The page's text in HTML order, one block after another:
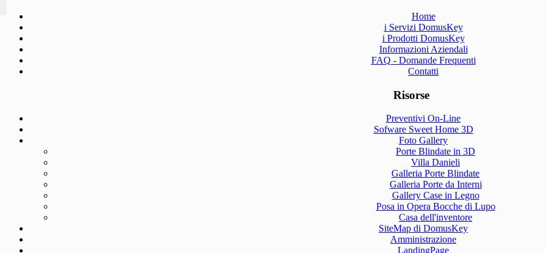
Home
i Servizi DomusKey
i Prodotti DomusKey
Informazioni Aziendali
FAQ - Domande Frequenti
Contatti
Risorse
Preventivi On-Line
Sofware Sweet Home 3D
Foto Gallery
Porte Blindate in 3D
Villa Danieli
Galleria Porte Blindate
Galleria Porte da Interni
Gallery Case in Legno
Posa in Opera Bocche di Lupo
Casa dell'inventore
SiteMap di DomusKey
Amministrazione
LandingPage